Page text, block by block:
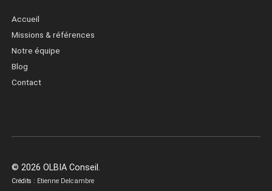
Accueil
Missions & références
Notre équipe
Blog
Contact
© 2026 OLBIA Conseil.
Crédits : Etienne Delcambre